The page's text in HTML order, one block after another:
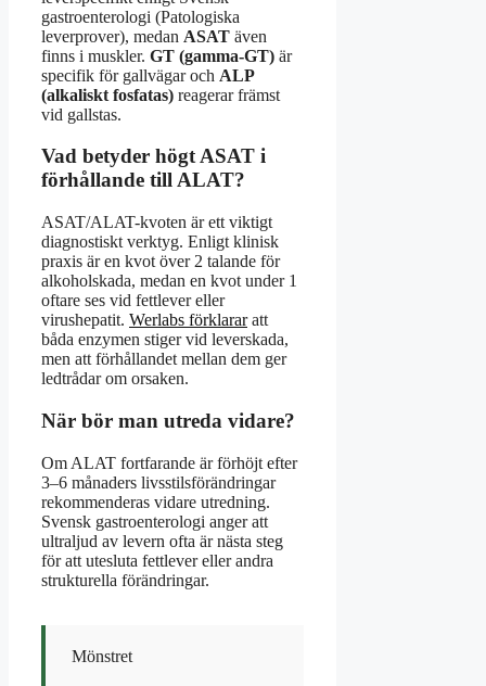
gastroenterologi (Patologiska
leverprover), medan ASAT även
finns i muskler. GT (gamma-GT) är
specifik för gallvägar och ALP
(alkaliskt fosfatas) reagerar främst
vid gallstas.
Vad betyder högt ASAT i
förhållande till ALAT?
ASAT/ALAT-kvoten är ett viktigt
diagnostiskt verktyg. Enligt klinisk
praxis är en kvot över 2 talande för
alkoholskada, medan en kvot under 1
oftare ses vid fettlever eller
virushepatit. Werlabs förklararatt
båda enzymen stiger vid leverskada,
men att förhållandet mellan dem ger
ledtrådar om orsaken.
När bör man utreda vidare?
Om ALAT fortfarande är förhöjt efter
3–6 månaders livsstilsförändringar
rekommenderas vidare utredning.
Svensk gastroenterologi anger att
ultraljud av levern ofta är nästa steg
för att utesluta fettlever eller andra
strukturella förändringar.
Mönstret